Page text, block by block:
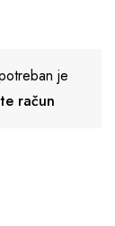
je
račun